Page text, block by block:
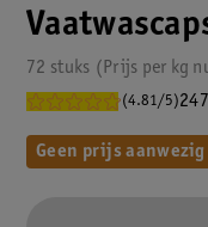
72 stuks Prijs per kg
(4.81/5)
Geen prijs aanwezig